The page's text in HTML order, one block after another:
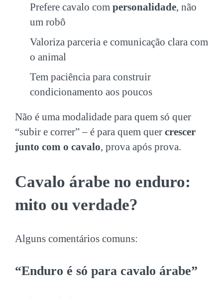
Prefere cavalo com personalidade, não
um robô
Valoriza parceria e comunicação clara com
o animal
Tem paciência para construir
condicionamento aos poucos
Não é uma modalidade para quem só quer
“subir e correr” – é para quem quer crescer
junto com o cavalo, prova após prova.
Cavalo árabe no enduro:
mito ou verdade?
Alguns comentários comuns:
“Enduro é só para cavalo árabe”